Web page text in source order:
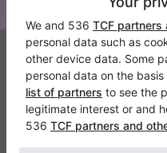
Klaviano
FAQ